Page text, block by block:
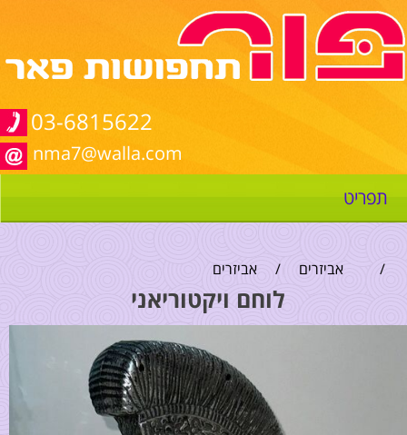
03-6815622
nma7@walla.com
תפריט
/ אביזרים / אביזרים
לוחם ויקטוריאני